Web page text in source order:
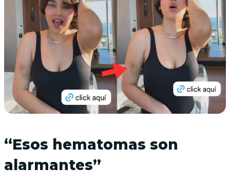
“Esos hematomas son
alarmantes”